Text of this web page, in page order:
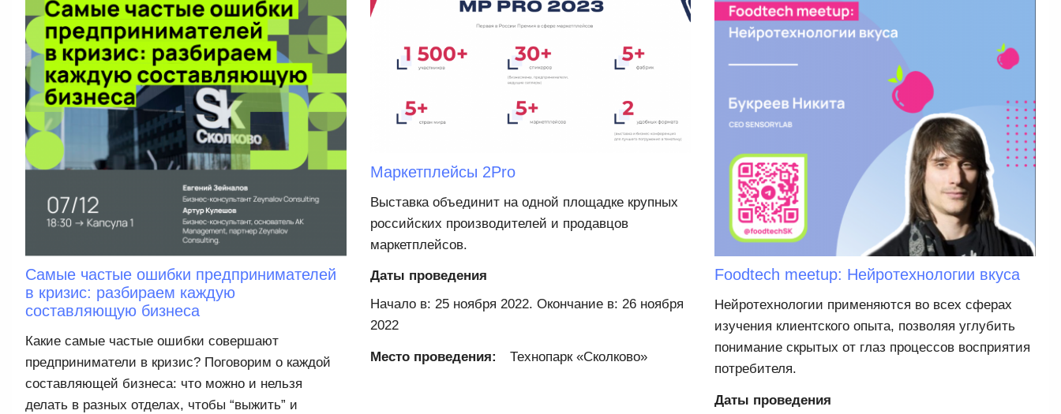
Самые частые ошибки предпринимателей
в кризис: разбираем каждую
составляющую бизнеса
Какие самые частые ошибки совершают
предприниматели в кризис? Поговорим о каждой
составляющей бизнеса: что можно и нельзя
делать в разных отделах, чтобы “выжить” и
Маркетплейсы 2Pro
Выставка объединит на одной площадке крупных
российских производителей и продавцов
маркетплейсов.
Даты проведения
Начало в: 25 ноября 2022. Окончание в: 26 ноября
2022
Место проведения: Технопарк «Сколково»
Foodtech meetup: Нейротехнологии вкуса
Нейротехнологии применяются во всех сферах
изучения клиентского опыта, позволяя углубить
понимание скрытых от глаз процессов восприятия
потребителя.
Даты проведения